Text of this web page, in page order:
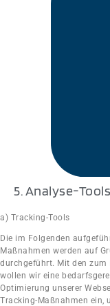
5. Analyse-Tools
a) Tracking-Tools
Die im Folgenden
Maßnahmen werden auf
durchgeführt. Mit den zum
wollen wir eine
Optimierung unserer
Tracking-Maßnahmen ein,